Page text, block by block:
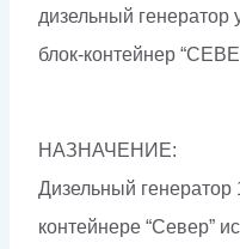
дизельный генератор
блок-контейнер
НАЗНАЧЕНИЕ:
Дизельный генератор
контейнере “Север”